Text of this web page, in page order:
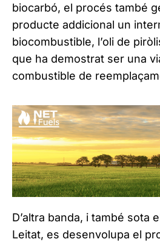
biocarbó, el procés també
producte addicional un
biocombustible, l’oli de
que ha demostrat ser una
combustible de
D’altra banda, i també sota
Leitat, es desenvolupa el